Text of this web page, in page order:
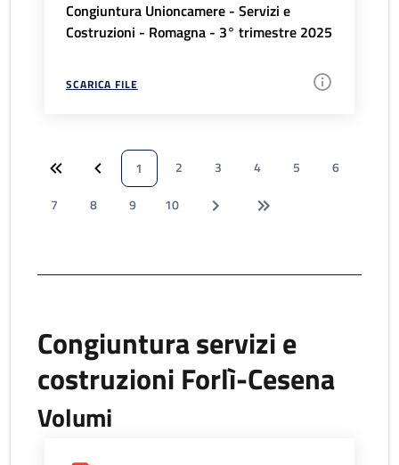
Congiuntura Unioncamere - Servizi e
Costruzioni - Romagna - 3° trimestre 2025
SCARICA FILE
1 2 3 4 5
6
7
8 9 10
Congiuntura servizi e
costruzioni Forlì-Cesena
Volumi